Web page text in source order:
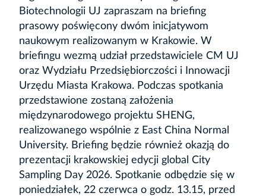
Biotechnologii UJ zapraszam na briefing
prasowy poświęcony dwóm inicjatywom
naukowym realizowanym w Krakowie. W
briefingu wezmą udział przedstawiciele CM UJ
oraz Wydziału Przedsiębiorczości i Innowacji
Urzędu Miasta Krakowa. Podczas spotkania
przedstawione zostaną założenia
międzynarodowego projektu SHENG,
realizowanego wspólnie z East China Normal
University. Briefing będzie również okazją do
prezentacji krakowskiej edycji global City
Sampling Day 2026. Spotkanie odbędzie się w
poniedziałek, 22 czerwca o godz. 13.15, przed